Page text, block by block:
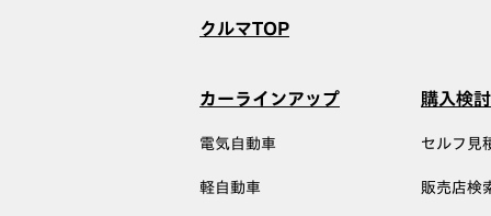
クルマTOP
カーラインアップ
電気自動車
軽自動車
購入検
セルフ見
販売店検